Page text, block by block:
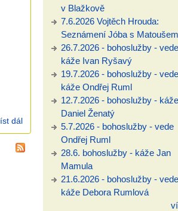
dál11.8.2024 Ondřej Ruml: zázrak chleba (J
v Blažkově
7.6.2026 Vojtěch Hrouda:
Seznámení Jóba s Matoušem
26.7.2026 - bohoslužby -
káže Ivan Ryšavý
19.7.2026 - bohoslužby -
káže Ondřej Ruml
12.7.2026 - bohoslužby - káže
Daniel Ženatý
5.7.2026 - bohoslužby - vede
Ondřej Ruml
28.6. bohoslužby - káže Jan
Mamula
21.6.2026 - bohoslužby -
káže Debora Rumlová